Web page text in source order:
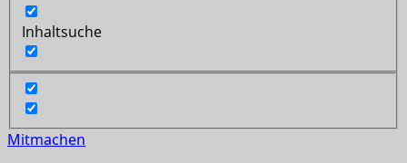
Inhaltsuche
Mitmachen